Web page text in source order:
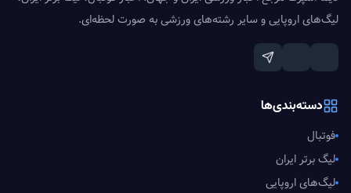
لیگ‌های اروپایی و سایر رشته‌های ورزشی به صورت لحظه‌ای.
دسته‌بندی‌ها
فوتبال
لیگ برتر ایران
لیگ‌های اروپایی